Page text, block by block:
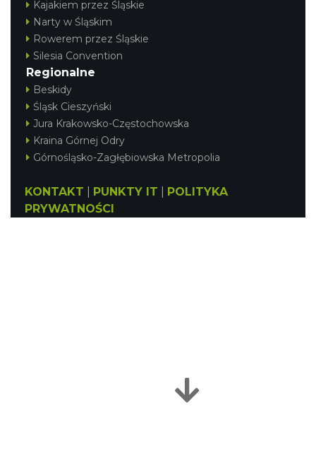
Kajakiem przez Śląskie
Narty w Śląskim
Rowerem przez Śląskie
Silesia Convention
Regionalne
Beskidy
Śląsk Cieszyński
Jura Krakowsko-Częstochowska
Kraina Górnej Odry
Górnośląsko-Zagłębiowska Metropolia
KONTAKT PUNKTY IT
POLITYKA
PRYWATNOŚCI